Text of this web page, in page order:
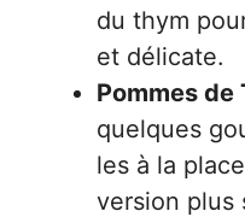
du thym
et délicate.
Pommes de
quelques
les à la
version plus